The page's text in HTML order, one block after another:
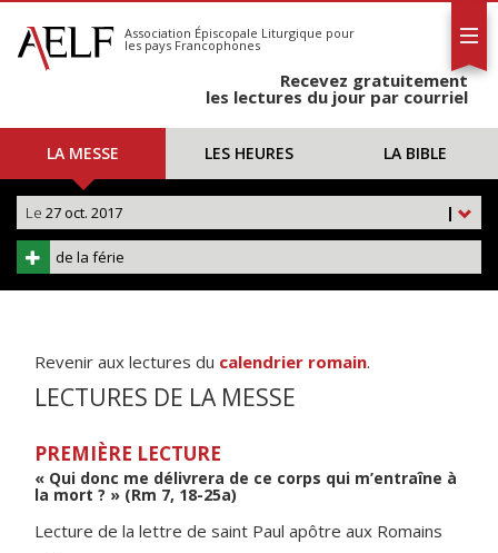
S'abonner
Calendrier
Association Épiscopale Liturgique pour
les pays Francophones
Recevez gratuitement
les lectures du jour par courriel
LA MESSE LES HEURES LA BIBLE
|
Le 27 oct. 2017
de la férie
Revenir aux lectures du calendrier romain.
LECTURES DE LA MESSE
PREMIÈRE LECTURE
« Qui donc me délivrera de ce corps qui m’entraîne à
la mort ? » (Rm 7, 18-25a)
Lecture de la lettre de saint Paul apôtre aux Romains